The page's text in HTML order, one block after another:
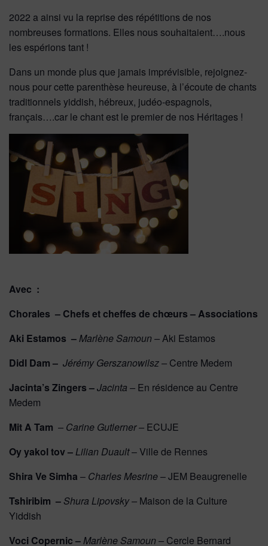
2022 a ainsi vu la reprise des répétitions de nos
nombreuses formations. Elles nous souhaitaient….nous
les espérions tant !
Dans un monde plus que jamais imprévisible, rejoignez-
nous pour cette parenthèse heureuse, à l’écoute de chants
traditionnels yiddish, hébreux, judéo-espagnols,
français….car le chant est le premier de nos Héritages !
Avec :
Chorales – Chefs et cheffes de chœurs – Associations
Aki Estamos –Marlène Samoun –Aki Estamos
Didl Dam – Jérémy Gerszanowilsz – Centre Medem
Jacinta’s Zingers –Jacinta – En résidence au Centre
Medem
Mit A Tam – Carine Gutlerner – ECUJE
Oy yakol tov –Lilian Duault– Ville de Rennes
Shira Ve Simha – Charles Mesrine– JEM Beaugrenelle
Tshiribim – Shura Lipovsky – Maison de la Culture
Yiddish
Voci Copernic –Marlène Samoun – Cercle Bernard